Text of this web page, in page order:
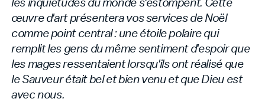
œuvre d'art présentera vos services de Noël
comme point central : une étoile polaire qui
remplit les gens du même sentiment d'espoir que
les mages ressentaient lorsqu'ils ont réalisé que
le Sauveur était bel et bien venu et que Dieu est
avec nous.